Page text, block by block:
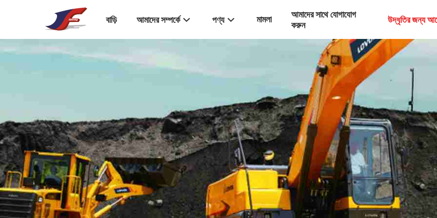
বাড়ি আমাদের সম্পর্কে পণ্য মামলা
আমাদের সাথে যোগাযোগ
করুন
উদ্ধৃতির জন্য